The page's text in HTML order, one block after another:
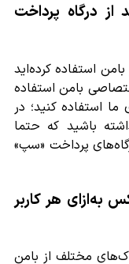
درگاه پرداخت
استفاده کرده‌اید
بامن استفاده
استفاده کنید؛ در
باشید که حتما
پرداخت «سپ»
هر کاربر
مختلف از بامن